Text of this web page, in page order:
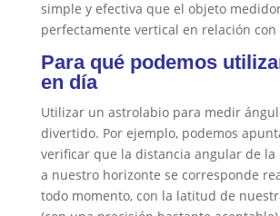
simple y efectiva que el objeto
perfectamente vertical en relación
Para qué podemos
en día
Utilizar un astrolabio para medir
divertido. Por ejemplo, podemos
verificar que la distancia angular de
a nuestro horizonte se corresponde
todo momento, con la latitud de